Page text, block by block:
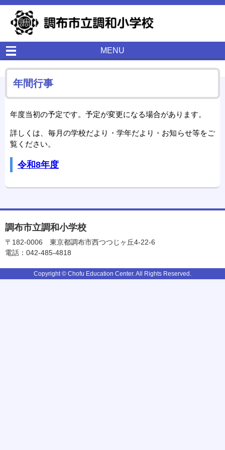
MENU
年間行事
年度当初の予定です。予定が変更になる場合があります。
詳しくは、毎月の学校だより・学年だより・お知らせ等をご
覧ください。
令和8年度
調布市立調和小学校
〒182-0006
東京都調布市西つつじヶ丘4-22-6
電話：042-485-4818
Copyright © Chofu Education Center. All Rights Reserved.